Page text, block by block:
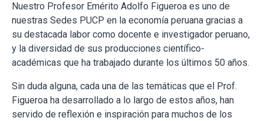
Nuestro Profesor Emérito Adolfo Figueroa es uno de
nuestras Sedes PUCP en la economía peruana gracias a
su destacada labor como docente e investigador peruano,
y la diversidad de sus producciones científico-
académicas que ha trabajado durante los últimos 50 años.
Sin duda alguna, cada una de las temáticas que el Prof.
Figueroa ha desarrollado a lo largo de estos años, han
servido de reflexión e inspiración para muchos de los